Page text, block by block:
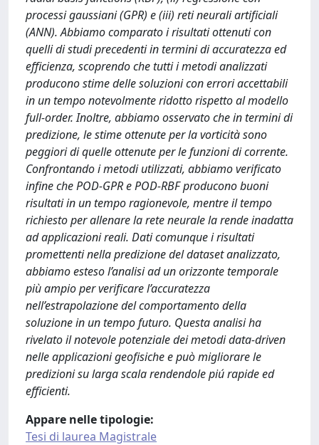
processi gaussiani (GPR) e (iii) reti neurali artificiali
(ANN). Abbiamo comparato i risultati ottenuti con
quelli di studi precedenti in termini di accuratezza ed
efficienza, scoprendo che tutti i metodi analizzati
producono stime delle soluzioni con errori accettabili
in un tempo notevolmente ridotto rispetto al modello
full-order. Inoltre, abbiamo osservato che in termini di
predizione, le stime ottenute per la vorticità sono
peggiori di quelle ottenute per le funzioni di corrente.
Confrontando i metodi utilizzati, abbiamo verificato
infine che POD-GPR e POD-RBF producono buoni
risultati in un tempo ragionevole, mentre il tempo
richiesto per allenare la rete neurale la rende inadatta
ad applicazioni reali. Dati comunque i risultati
promettenti nella predizione del dataset analizzato,
abbiamo esteso l’analisi ad un orizzonte temporale
più ampio per verificare l’accuratezza
nell’estrapolazione del comportamento della
soluzione in un tempo futuro. Questa analisi ha
rivelato il notevole potenziale dei metodi data-driven
nelle applicazioni geofisiche e può migliorare le
predizioni su larga scala rendendole piú rapide ed
efficienti.
Appare nelle tipologie:
Tesi di laurea Magistrale